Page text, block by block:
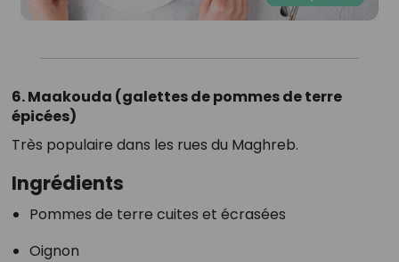
6. Maakouda (galettes de pommes de terre
épicées)
Très populaire dans les rues du Maghreb.
Ingrédients
Pommes de terre cuites et écrasées
Oignon